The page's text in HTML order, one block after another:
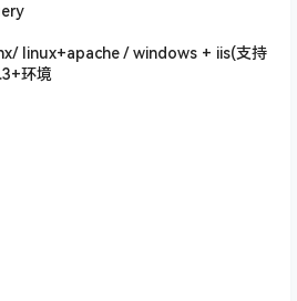
linux+apache / windows + iis(支持
环境